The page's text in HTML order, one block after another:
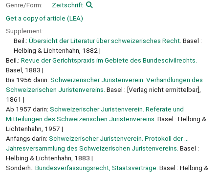
Genre/Form:
Zeitschrift
Get a copy of article (LEA)
Supplement:
Beil.: Übersicht der Literatur über schweizerisches Recht. Basel :
Helbing & Lichtenhahn, 1882
Beil.: Revue der Gerichtspraxis im Gebiete des Bundescivilrechts.
Basel, 1883
Bis 1956 darin: Schweizerischer Juristenverein. Verhandlungen des
Schweizerischen Juristenvereins. Basel : [Verlag nicht ermittelbar],
1861
Ab 1957 darin: Schweizerischer Juristenverein. Referate und
Mitteilungen des Schweizerischen Juristenvereins. Basel : Helbing &
Lichtenhahn, 1957
Anfangs darin: Schweizerischer Juristenverein. Protokoll der ...
Jahresversammlung des Schweizerischen Juristenvereins. Basel :
Helbing & Lichtenhahn, 1883
Sonderh.: Bundesverfassungsrecht, Staatsverträge. Basel : Helbing &